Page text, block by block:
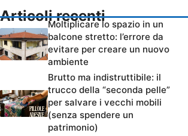
Articoli recenti
Moltiplicare lo spazio in un
balcone stretto: l’errore da
evitare per creare un nuovo
ambiente
Brutto ma indistruttibile: il
trucco della “seconda pelle”
per salvare i vecchi mobili
(senza spendere un
patrimonio)